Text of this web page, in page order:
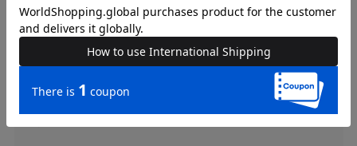
原産国
中国
送料
605 円 (税込) （送料について）
返品・交換
返品特約
品名
ドットワイドパンツ